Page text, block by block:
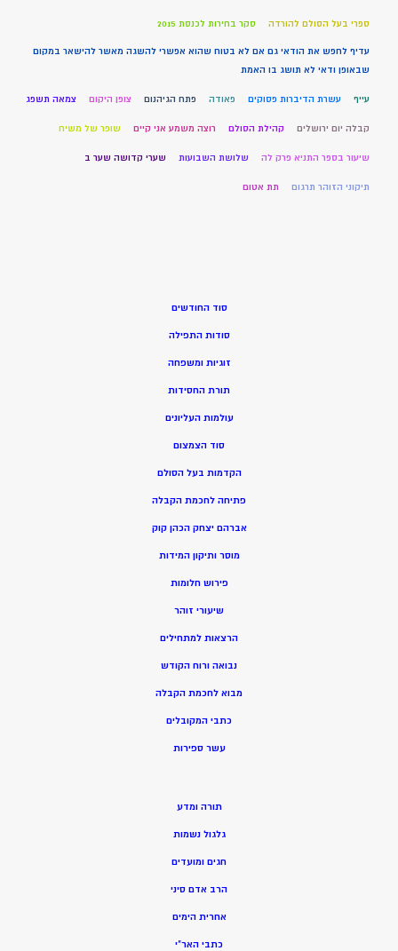
ספרי בעל הסולם להורדה סקר בחירות לכנסת 2015
עדיף לחפש את הודאי גם אם לא בטוח שהוא אפשרי להשגה מאשר להישאר במקום
שבאופן ודאי לא תושג בו האמת
עייף עשרת הדיברות פסוקים פאודה פתח הגיהנום צופן היקום צמאה תשפג
קבלה יום ירושלים קהילת הסולם רוצה משמע אני קיים שופר של משיח
שיעור בספר התניא פרק לה שלושת השבועות שערי קדושה שער ב
תיקוני הזוהר תרגום תת אטום
סוד החודשים
סודות התפילה
זוגיות ומשפחה
תורת החסידות
עולמות העליונים
סוד הצמצום
הקדמות בעל הסולם
פתיחה לחכמת הקבלה
אברהם יצחק הכהן קוק
מוסר ותיקון המידות
פירוש חלומות
שיעורי זוהר
הרצאות למתחילים
נבואה ורוח הקודש
מבוא לחכמת הקבלה
כתבי המקובלים
עשר ספירות
תורה ומדע
גלגול נשמות
חגים ומועדים
הרב אדם סיני
אחרית הימים
כתבי האר”י